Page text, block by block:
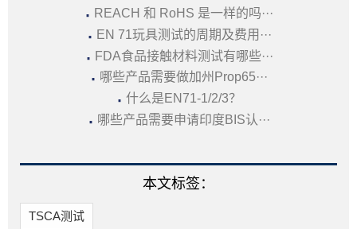
· REACH 和 RoHS 是一样的吗···
· EN 71玩具测试的周期及费用···
· FDA食品接触材料测试有哪些···
· 哪些产品需要做加州Prop65···
· 什么是EN71-1/2/3？
· 哪些产品需要申请印度BIS认···
本文标签：
TSCA测试